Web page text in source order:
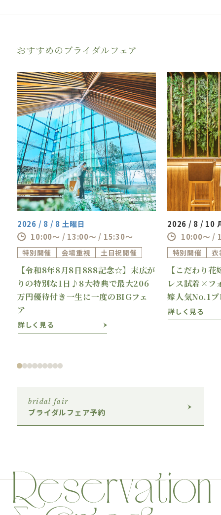
おすすめのブライダルフェア
2026 / 8 / 8 土曜日
10:00～ / 13:00～ / 15:30～
特別開催 会場重視 土日祝開催
【令和8年8月8日888記念☆】末広が
りの特別な1日♪8大特典で最大206
万円優待付き一生に一度のBIGフェ
ア
詳しく見る
2026 / 8 / 10
10:00～ /
特別開催 衣
【こだわり
レス試着×フ
嫁人気No.1プ
詳しく見る
bridal fair
ブライダルフェア予約